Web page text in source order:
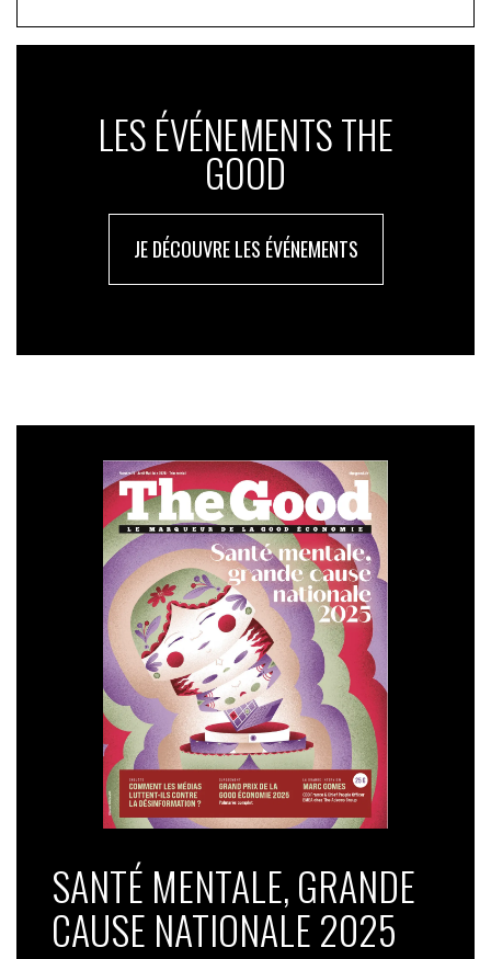
LES ÉVÉNEMENTS THE
GOOD
JE DÉCOUVRE LES ÉVÉNEMENTS
SANTÉ MENTALE, GRANDE
CAUSE NATIONALE 2025